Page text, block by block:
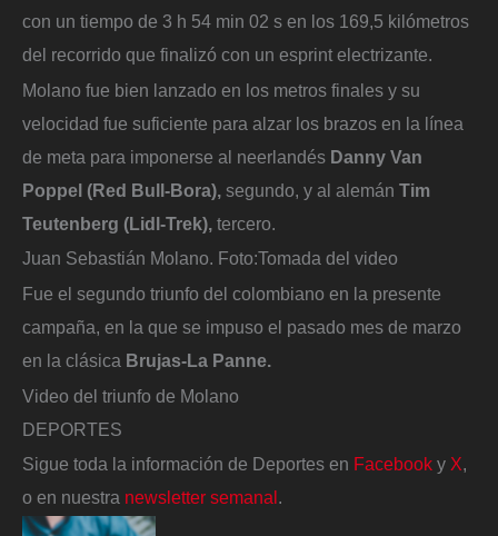
con un tiempo de 3 h 54 min 02 s en los 169,5 kilómetros
del recorrido que finalizó con un esprint electrizante.
Molano fue bien lanzado en los metros finales y su
velocidad fue suficiente para alzar los brazos en la línea
de meta para imponerse al neerlandés Danny Van
Poppel (Red Bull-Bora), segundo, y al alemán Tim
Teutenberg (Lidl-Trek), tercero.
Juan Sebastián Molano. Foto:Tomada del video
Fue el segundo triunfo del colombiano en la presente
campaña, en la que se impuso el pasado mes de marzo
en la clásica Brujas-La Panne.
Video del triunfo de Molano
DEPORTES
Sigue toda la información de Deportes en Facebook y X,
o en nuestra newsletter semanal .